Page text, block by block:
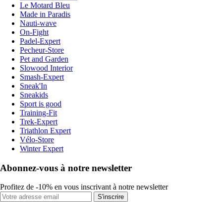
Le Motard Bleu
Made in Paradis
Nauti-wave
On-Fight
Padel-Expert
Pecheur-Store
Pet and Garden
Slowood Interior
Smash-Expert
Sneak'In
Sneakids
Sport is good
Training-Fit
Trek-Expert
Triathlon Expert
Vélo-Store
Winter Expert
Abonnez-vous à notre newsletter
Profitez de -10% en vous inscrivant à notre newsletter
S'inscrire